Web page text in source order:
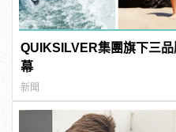
QUIKSILVER集團旗下三
幕
新聞